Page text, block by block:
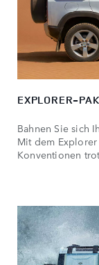
EXPLORER-
Bahnen Sie sich
Mit dem
Konventionen